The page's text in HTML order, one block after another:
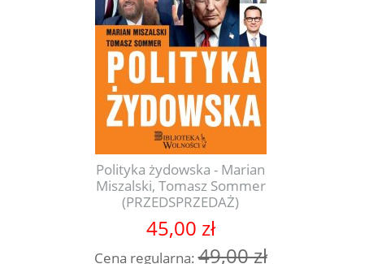
Polityka żydowska - Marian
Miszalski, Tomasz Sommer
(PRZEDSPRZEDAŻ)
45,00 zł
Cena regularna:49,00 zł